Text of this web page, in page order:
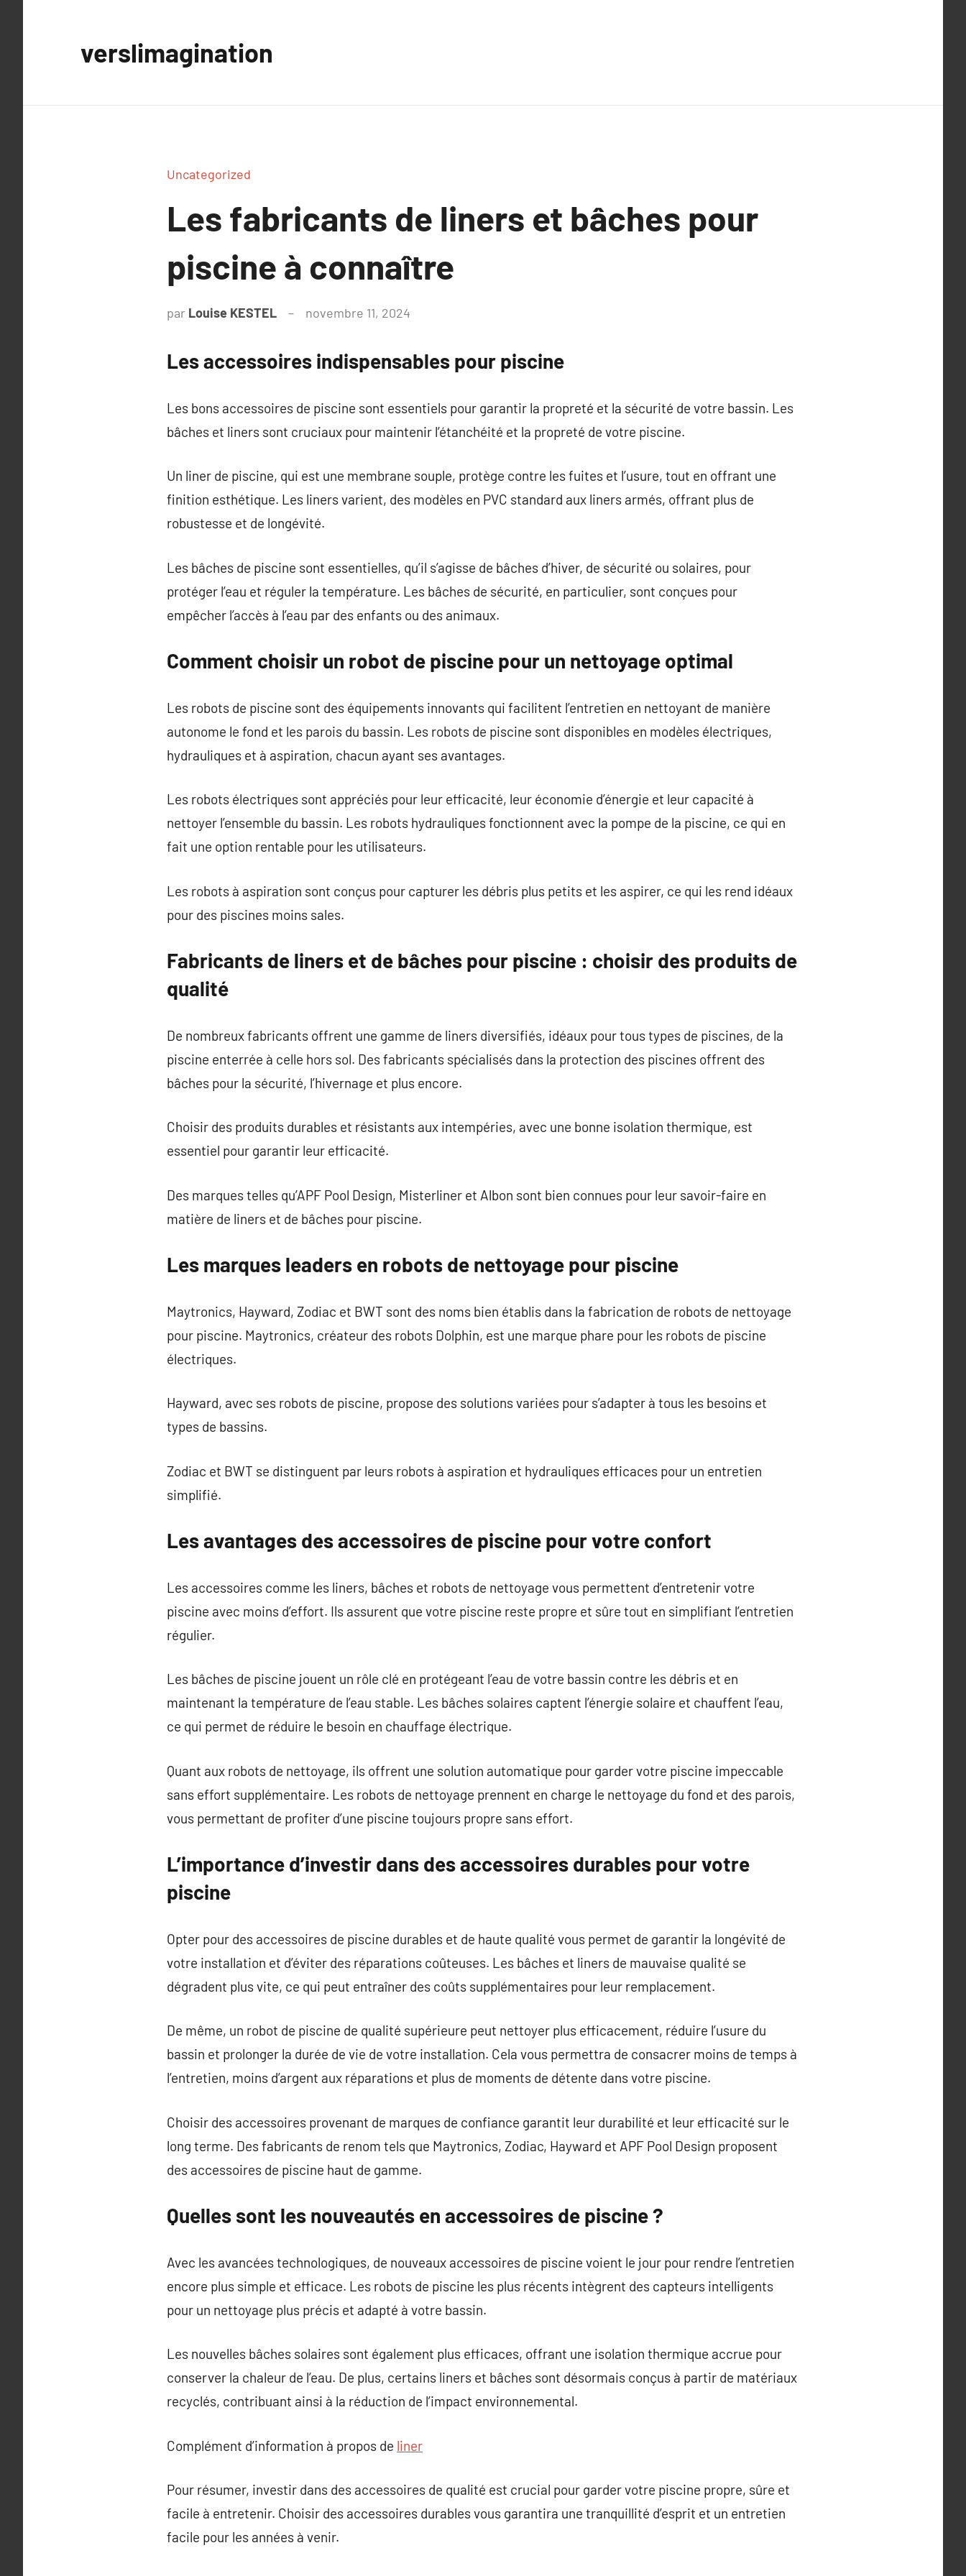
verslimagination
Uncategorized
Les fabricants de liners et bâches pour
piscine à connaître
par Louise KESTEL novembre 11, 2024
Les accessoires indispensables pour piscine
Les bons accessoires de piscine sont essentiels pour garantir la propreté et la sécurité de votre bassin. Les
bâches et liners sont cruciaux pour maintenir l’étanchéité et la propreté de votre piscine.
Un liner de piscine, qui est une membrane souple, protège contre les fuites et l’usure, tout en offrant une
finition esthétique. Les liners varient, des modèles en PVC standard aux liners armés, offrant plus de
robustesse et de longévité.
Les bâches de piscine sont essentielles, qu’il s’agisse de bâches d’hiver, de sécurité ou solaires, pour
protéger l’eau et réguler la température. Les bâches de sécurité, en particulier, sont conçues pour
empêcher l’accès à l’eau par des enfants ou des animaux.
Comment choisir un robot de piscine pour un nettoyage optimal
Les robots de piscine sont des équipements innovants qui facilitent l’entretien en nettoyant de manière
autonome le fond et les parois du bassin. Les robots de piscine sont disponibles en modèles électriques,
hydrauliques et à aspiration, chacun ayant ses avantages.
Les robots électriques sont appréciés pour leur efficacité, leur économie d’énergie et leur capacité à
nettoyer l’ensemble du bassin. Les robots hydrauliques fonctionnent avec la pompe de la piscine, ce qui en
fait une option rentable pour les utilisateurs.
Les robots à aspiration sont conçus pour capturer les débris plus petits et les aspirer, ce qui les rend idéaux
pour des piscines moins sales.
Fabricants de liners et de bâches pour piscine : choisir des produits de
qualité
De nombreux fabricants offrent une gamme de liners diversifiés, idéaux pour tous types de piscines, de la
piscine enterrée à celle hors sol. Des fabricants spécialisés dans la protection des piscines offrent des
bâches pour la sécurité, l’hivernage et plus encore.
Choisir des produits durables et résistants aux intempéries, avec une bonne isolation thermique, est
essentiel pour garantir leur efficacité.
Des marques telles qu’APF Pool Design, Misterliner et Albon sont bien connues pour leur savoir-faire en
matière de liners et de bâches pour piscine.
Les marques leaders en robots de nettoyage pour piscine
Maytronics, Hayward, Zodiac et BWT sont des noms bien établis dans la fabrication de robots de nettoyage
pour piscine. Maytronics, créateur des robots Dolphin, est une marque phare pour les robots de piscine
électriques.
Hayward, avec ses robots de piscine, propose des solutions variées pour s’adapter à tous les besoins et
types de bassins.
Zodiac et BWT se distinguent par leurs robots à aspiration et hydrauliques efficaces pour un entretien
simplifié.
Les avantages des accessoires de piscine pour votre confort
Les accessoires comme les liners, bâches et robots de nettoyage vous permettent d’entretenir votre
piscine avec moins d’effort. Ils assurent que votre piscine reste propre et sûre tout en simplifiant l’entretien
régulier.
Les bâches de piscine jouent un rôle clé en protégeant l’eau de votre bassin contre les débris et en
maintenant la température de l’eau stable. Les bâches solaires captent l’énergie solaire et chauffent l’eau,
ce qui permet de réduire le besoin en chauffage électrique.
Quant aux robots de nettoyage, ils offrent une solution automatique pour garder votre piscine impeccable
sans effort supplémentaire. Les robots de nettoyage prennent en charge le nettoyage du fond et des parois,
vous permettant de profiter d’une piscine toujours propre sans effort.
L’importance d’investir dans des accessoires durables pour votre
piscine
Opter pour des accessoires de piscine durables et de haute qualité vous permet de garantir la longévité de
votre installation et d’éviter des réparations coûteuses. Les bâches et liners de mauvaise qualité se
dégradent plus vite, ce qui peut entraîner des coûts supplémentaires pour leur remplacement.
De même, un robot de piscine de qualité supérieure peut nettoyer plus efficacement, réduire l’usure du
bassin et prolonger la durée de vie de votre installation. Cela vous permettra de consacrer moins de temps à
l’entretien, moins d’argent aux réparations et plus de moments de détente dans votre piscine.
Choisir des accessoires provenant de marques de confiance garantit leur durabilité et leur efficacité sur le
long terme. Des fabricants de renom tels que Maytronics, Zodiac, Hayward et APF Pool Design proposent
des accessoires de piscine haut de gamme.
Quelles sont les nouveautés en accessoires de piscine ?
Avec les avancées technologiques, de nouveaux accessoires de piscine voient le jour pour rendre l’entretien
encore plus simple et efficace. Les robots de piscine les plus récents intègrent des capteurs intelligents
pour un nettoyage plus précis et adapté à votre bassin.
Les nouvelles bâches solaires sont également plus efficaces, offrant une isolation thermique accrue pour
conserver la chaleur de l’eau. De plus, certains liners et bâches sont désormais conçus à partir de matériaux
recyclés, contribuant ainsi à la réduction de l’impact environnemental.
Complément d’information à propos de liner
Pour résumer, investir dans des accessoires de qualité est crucial pour garder votre piscine propre, sûre et
facile à entretenir. Choisir des accessoires durables vous garantira une tranquillité d’esprit et un entretien
facile pour les années à venir.